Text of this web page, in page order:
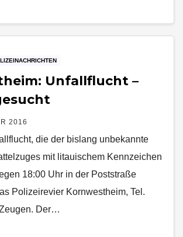
Unfallflucht –
2016
die der bislang unbekannte
mit litauischem Kennzeichen
18:00 Uhr in der Poststraße
Polizeirevier Kornwestheim, Tel.
Der…